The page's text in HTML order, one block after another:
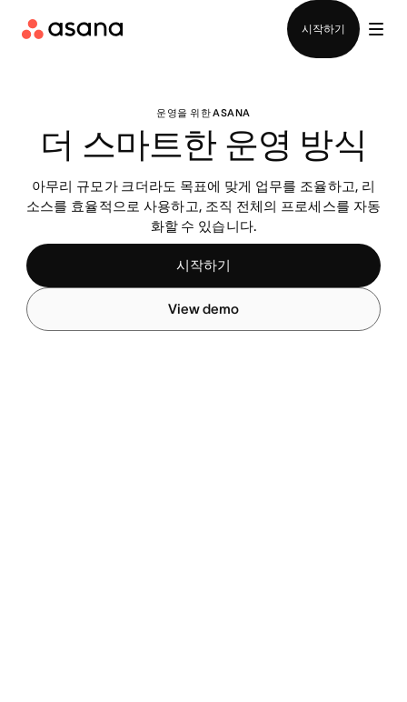
시작하기
운영을 위한 ASANA
더 스마트한 운영 방식
아무리 규모가 크더라도 목표에 맞게 업무를 조율하고, 리
소스를 효율적으로 사용하고, 조직 전체의 프로세스를 자동
화할 수 있습니다.
시작하기
View demo